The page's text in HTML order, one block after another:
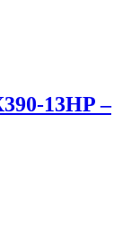
13HP –